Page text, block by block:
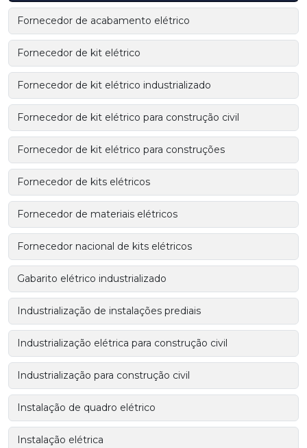
Fornecedor de acabamento elétrico
Fornecedor de kit elétrico
Fornecedor de kit elétrico industrializado
Fornecedor de kit elétrico para construção civil
Fornecedor de kit elétrico para construções
Fornecedor de kits elétricos
Fornecedor de materiais elétricos
Fornecedor nacional de kits elétricos
Gabarito elétrico industrializado
Industrialização de instalações prediais
Industrialização elétrica para construção civil
Industrialização para construção civil
Instalação de quadro elétrico
Instalação elétrica